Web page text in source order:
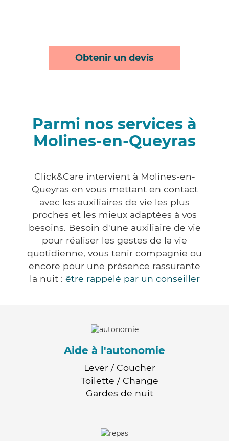
Obtenir un devis
Parmi nos services à
Molines-en-Queyras
Click&Care intervient à Molines-en-
Queyras en vous mettant en contact
avec les auxiliaires de vie les plus
proches et les mieux adaptées à vos
besoins. Besoin d'une auxiliaire de vie
pour réaliser les gestes de la vie
quotidienne, vous tenir compagnie ou
encore pour une présence rassurante
la nuit : être rappelé par un conseiller
Aide à l'autonomie
Lever / Coucher
Toilette / Change
Gardes de nuit